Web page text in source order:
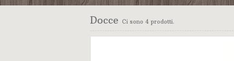
Docce Ci sono 4 prodotti.